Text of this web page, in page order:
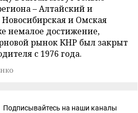
– Алтайский и
и Омская
немалое достижение,
рынок КНР был закрыт
с 1976 года.
Подписывайтесь на наши каналы